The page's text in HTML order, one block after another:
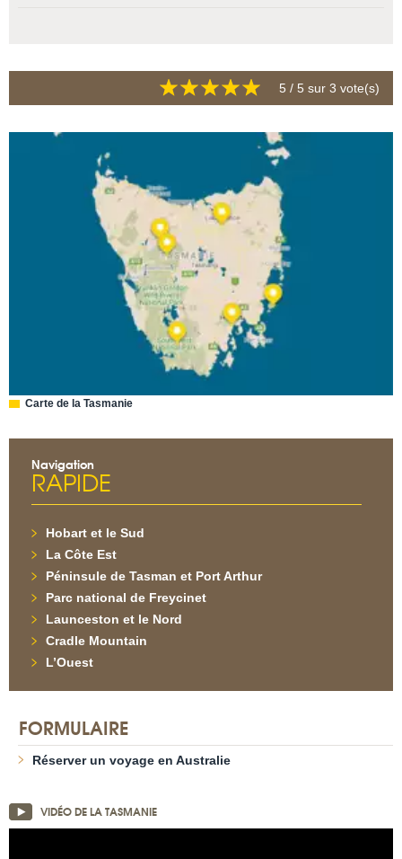
5 / 5 sur 3 vote(s)
Carte de la Tasmanie
Navigation
RAPIDE
Hobart et le Sud
La Côte Est
Péninsule de Tasman et Port Arthur
Parc national de Freycinet
Launceston et le Nord
Cradle Mountain
L’Ouest
FORMULAIRE
Réserver un voyage en Australie
VIDÉO DE LA TASMANIE